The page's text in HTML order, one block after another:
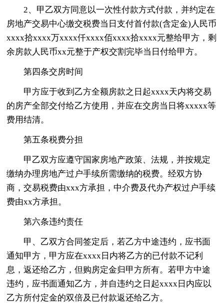
2、甲乙双方同意以一次性付款方式付款，并约定在
房地产交易中心缴交税费当日支付首付款(含定金)人民币
xxxx拾xxxx万xxxx仟xxxx佰xxxx拾xxxx元整给甲方，剩
余房款人民币xx元整于产权交割完毕当日付给甲方。
第四条交房时间
甲方应于收到乙方全额房款之日起xxxx天内将交易
的房产全部交付给乙方使用，并应在交房当日将xxxxx等
费用结清。
第五条税费分担
甲乙双方应遵守国家房地产政策、法规，并按规定
缴纳办理房地产过户手续所需缴纳的税费。经双方协
商，交易税费由xxx方承担，中介费及代办产权过户手续
费由xx方承担。
第六条违约责任
甲、乙双方合同签定后，若乙方中途违约，应书面
通知甲方，甲方应在xxxx日内将乙方的已付款不记利
息，返还给乙方，但购房定金归甲方所有。若甲方中途
违约，应书面通知乙方，并自违约之日起xxxx日内应以
乙方所付定金的双倍及已付款返还给乙方。